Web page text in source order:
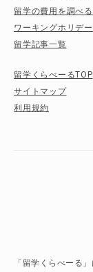
留学の費用を調べる
ワーキングホリデー
留学記事一覧
留学くらべーるTOP
サイトマップ
利用規約
「留学くらべーる